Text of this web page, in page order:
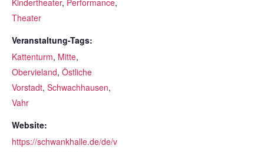
Theater
Veranstaltung-Tags:
Kattenturm, Mitte,
Obervieland, Östliche
Vorstadt, Schwachhausen,
Vahr
Website:
https://schwankhalle.de/de/v